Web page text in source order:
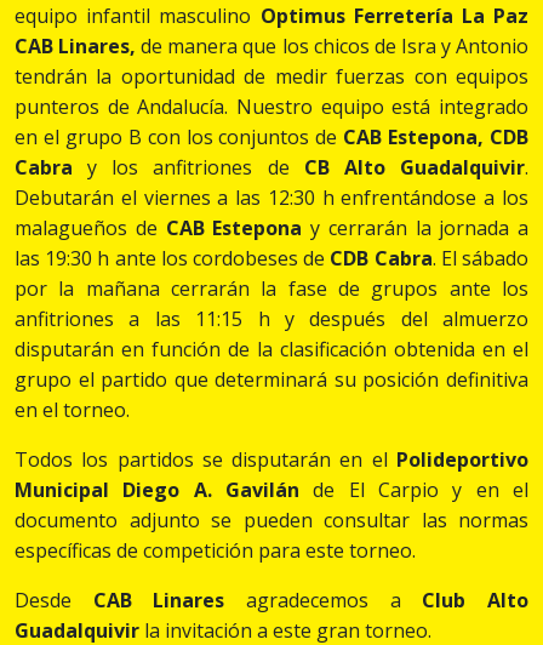
equipo infantil masculino Optimus Ferretería La Paz
CAB Linares,de manera que los chicos de Isra y Antonio
tendrán la oportunidad de medir fuerzas con equipos
punteros de Andalucía. Nuestro equipo está integrado
en el grupo B con los conjuntos de CAB Estepona, CDB
Cabray los anfitriones de CB Alto Guadalquivir.
Debutarán el viernes a las 12:30 h enfrentándose a los
malagueños de CAB Estepona y cerrarán la jornada a
las 19:30 h ante los cordobeses de CDB Cabra. El sábado
por la mañana cerrarán la fase de grupos ante los
anfitriones a las 11:15 h y después del almuerzo
disputarán en función de la clasificación obtenida en el
grupo el partido que determinará su posición definitiva
en el torneo.
Todos los partidos se disputarán en el Polideportivo
Municipal Diego A. Gavilánde El Carpio y en el
documento adjunto se pueden consultar las normas
específicas de competición para este torneo.
Desde CAB Linares agradecemos a Club Alto
Guadalquivir la invitación a este gran torneo.